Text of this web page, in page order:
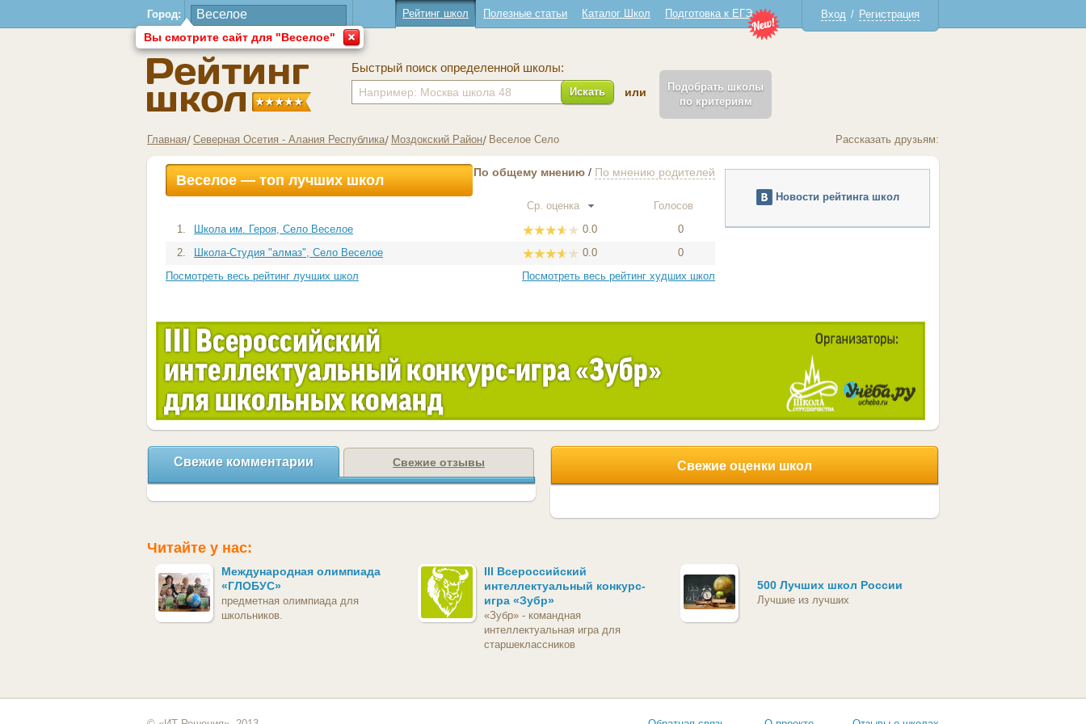
Город:
Вы смотрите сайт для "Веселое"
Вход / Регистрация
Рейтинг школ Полезные статьи Каталог Школ Подготовка к ЕГЭ
Быстрый поиск определенной школы:
Искать или
Подобрать школы
по критериям
Главная Северная Осетия - Алания Республика Моздокский Район Веселое Село Рассказать друзьям:
Веселое — топ лучших школ По общему мнению / По мнению родителей
Ср. оценка
Голосов
1.
Школа им. Героя, Село Веселое 0.0
0
2.
Школа-Студия "алмаз", Село Веселое 0.0
0
Посмотреть весь рейтинг лучших школ
Посмотреть весь рейтинг худших школ
Новости рейтинга школ
Свежие комментарии Свежие отзывы Свежие оценки школ
Читайте у нас:
Международная олимпиада
«ГЛОБУС»
предметная олимпиада для
школьников.
III Всероссийский
интеллектуальный конкурс-
игра «Зубр»
«Зубр» - командная
интеллектуальная игра для
старшеклассников
500 Лучших школ России
Лучшие из лучших